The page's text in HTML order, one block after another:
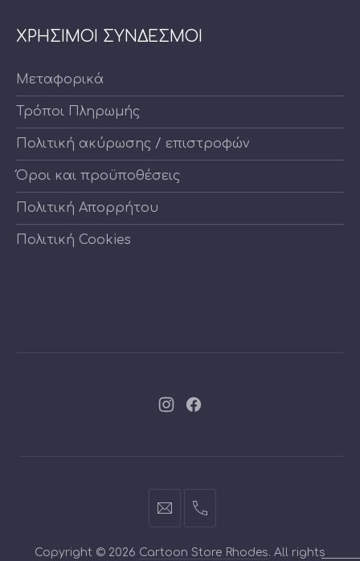
ΧΡΗΣΙΜΟΙ ΣΥΝΔΕΣΜΟΙ
Μεταφορικά
Τρόποι Πληρωμής
Πολιτική ακύρωσης / επιστροφών
Όροι και προϋποθέσεις
Πολιτική Απορρήτου
Πολιτική Cookies
Νέο Νέο
info@cartoontoys.gr
+30
70210
Copyright © 2026 Cartoon Store Rhodes. All rights